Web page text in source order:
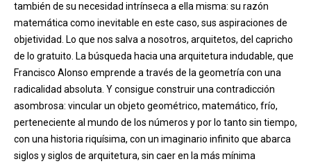
también de su necesidad intrínseca a ella misma: su razón
matemática como inevitable en este caso, sus aspiraciones de
objetividad. Lo que nos salva a nosotros, arquitetos, del capricho
de lo gratuito. La búsqueda hacia una arquitetura indudable, que
Francisco Alonso emprende a través de la geometría con una
radicalidad absoluta. Y consigue construir una contradicción
asombrosa: vincular un objeto geométrico, matemático, frío,
perteneciente al mundo de los números y por lo tanto sin tiempo,
con una historia riquísima, con un imaginario infinito que abarca
siglos y siglos de arquitetura, sin caer en la más mínima